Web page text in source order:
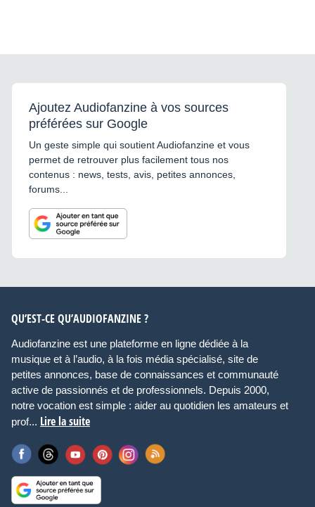
Ajoutez Audiofanzine à vos sources
préférées sur Google
Un geste simple qui soutient Audiofanzine et vous
permet de retrouver plus facilement tous nos
contenus : news, tests, avis, petites annonces,
forums...
QU’EST-CE QU’AUDIOFANZINE ?
Audiofanzine est une plateforme en ligne dédiée à la
musique et à l’audio, à la fois média spécialisé, site de
petites annonces, base de connaissances et communauté
active de passionnés et de professionnels. Depuis 2000,
notre vocation est simple : aider au quotidien les amateurs et
prof... Lire la suite